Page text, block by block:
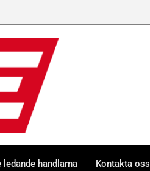
ledande handlarna Kontakta oss